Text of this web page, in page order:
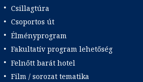
Csillagtúra
Csoportos út
Élményprogram
Fakultatív program lehetőség
Felnőtt barát hotel
Film / sorozat tematika